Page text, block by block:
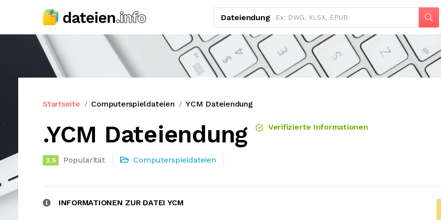
Dateiendung
Startseite Computerspieldateien YCM Dateiendung
.YCM Dateiendung Verifizierte Informationen
2.5 Popularität Computerspieldateien
INFORMATIONEN ZUR DATEI YCM